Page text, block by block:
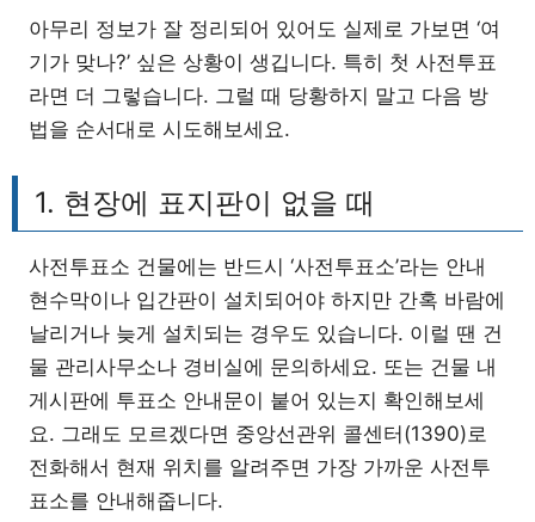
아무리 정보가 잘 정리되어 있어도 실제로 가보면 ‘여
기가 맞나?’ 싶은 상황이 생깁니다. 특히 첫 사전투표
라면 더 그렇습니다. 그럴 때 당황하지 말고 다음 방
법을 순서대로 시도해보세요.
1. 현장에 표지판이 없을 때
사전투표소 건물에는 반드시 ‘사전투표소’라는 안내
현수막이나 입간판이 설치되어야 하지만 간혹 바람에
날리거나 늦게 설치되는 경우도 있습니다. 이럴 땐 건
물 관리사무소나 경비실에 문의하세요. 또는 건물 내
게시판에 투표소 안내문이 붙어 있는지 확인해보세
요. 그래도 모르겠다면 중앙선관위 콜센터(1390)로
전화해서 현재 위치를 알려주면 가장 가까운 사전투
표소를 안내해줍니다.